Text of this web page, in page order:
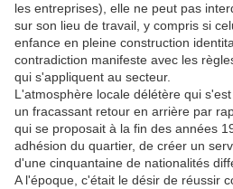
les entreprises), elle ne peut pas
sur son lieu de travail, y compris si
enfance en pleine construction
contradiction manifeste avec les
qui s'appliquent au secteur.
L'atmosphère locale délétère qui
un fracassant retour en arrière par
qui se proposait à la fin des années
adhésion du quartier, de créer un
d'une cinquantaine de nationalités
A l'époque, c'était le désir de réussir